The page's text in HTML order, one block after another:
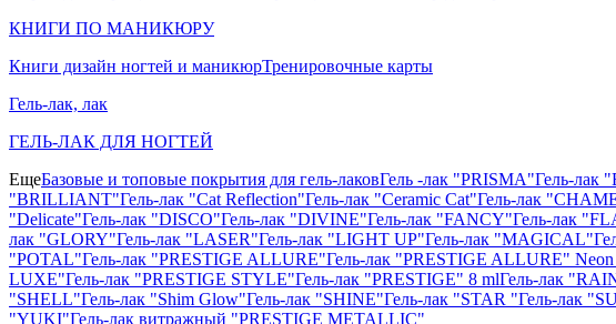
КНИГИ ПО МАНИКЮРУ
Книги дизайн ногтей и маникюрТренировочные карты
Гель-лак, лак
ГЕЛЬ-ЛАК ДЛЯ НОГТЕЙ
ЕщеБазовые и топовые покрытия для гель-лаковГель -лак "PRISMA"Гель-лак
"BRILLIANT"Гель-лак "Cat Reflection"Гель-лак "Ceramic Cat"Гель-лак
"Delicate"Гель-лак "DISCO"Гель-лак "DIVINE"Гель-лак "FANCY"Гель-лак
лак "GLORY"Гель-лак "LASER"Гель-лак "LIGHT UP"Гель-лак "MAGICAL"
"POTAL"Гель-лак "PRESTIGE ALLURE"Гель-лак "PRESTIGE ALLURE" Neon
LUXE"Гель-лак "PRESTIGE STYLE"Гель-лак "PRESTIGE" 8 mlГель-лак
"SHELL"Гель-лак "Shim Glow"Гель-лак "SHINE"Гель-лак "STAR "Гель-лак
"YUKI"Гель-лак витражный "PRESTIGE METALLIC"